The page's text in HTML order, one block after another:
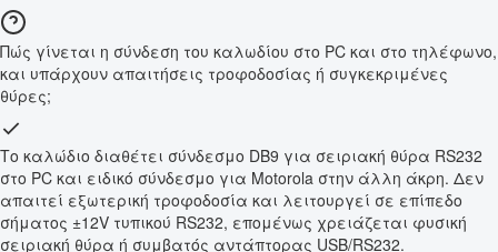
Πώς γίνεται η σύνδεση του καλωδίου στο PC και στο τηλέφωνο,
και υπάρχουν απαιτήσεις τροφοδοσίας ή συγκεκριμένες
θύρες;
Το καλώδιο διαθέτει σύνδεσμο DB9 για σειριακή θύρα RS232
στο PC και ειδικό σύνδεσμο για Motorola στην άλλη άκρη. Δεν
απαιτεί εξωτερική τροφοδοσία και λειτουργεί σε επίπεδο
σήματος ±12V τυπικού RS232, επομένως χρειάζεται φυσική
σειριακή θύρα ή συμβατός αντάπτορας USB/RS232.